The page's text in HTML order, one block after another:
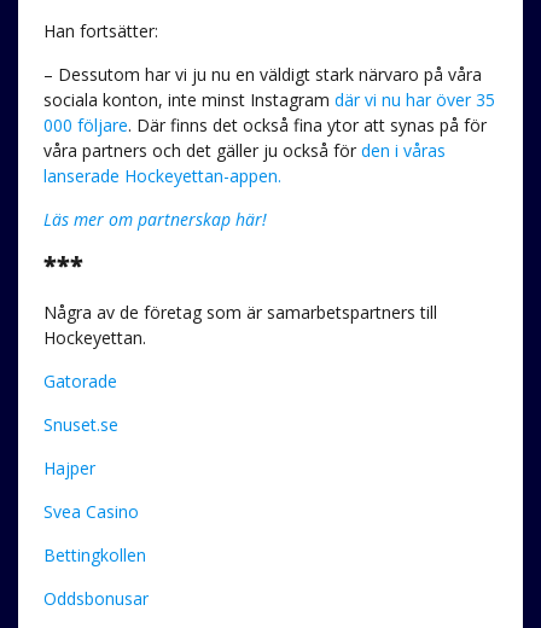
Han fortsätter:
– Dessutom har vi ju nu en väldigt stark närvaro på våra
sociala konton, inte minst Instagram där vi nu har över 35
000 följare. Där finns det också fina ytor att synas på för
våra partners och det gäller ju också för den i våras
lanserade Hockeyettan-appen.
Läs mer om partnerskap här!
***
Några av de företag som är samarbetspartners till
Hockeyettan.
Gatorade
Snuset.se
Hajper
Svea Casino
Bettingkollen
Oddsbonusar